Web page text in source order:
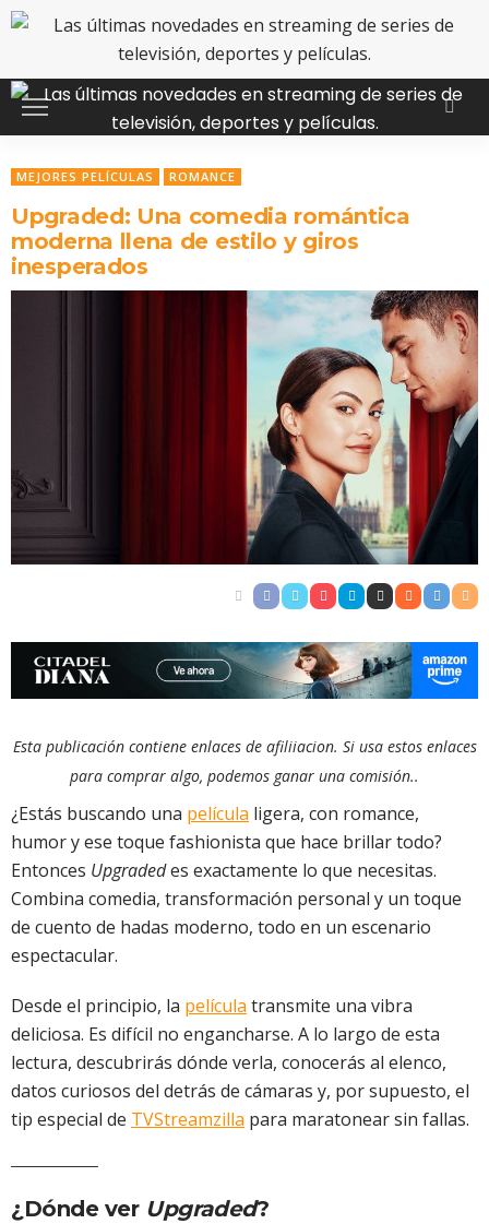
MEJORES PELÍCULAS ROMANCE
Upgraded: Una comedia romántica
moderna llena de estilo y giros
inesperados
Esta publicación contiene enlaces de afiliiacion. Si usa estos enlaces
para comprar algo, podemos ganar una comisión..
¿Estás buscando una película ligera, con romance,
humor y ese toque fashionista que hace brillar todo?
Entonces Upgradedes exactamente lo que necesitas.
Combina comedia, transformación personal y un toque
de cuento de hadas moderno, todo en un escenario
espectacular.
Desde el principio, la película transmite una vibra
deliciosa. Es difícil no engancharse. A lo largo de esta
lectura, descubrirás dónde verla, conocerás al elenco,
datos curiosos del detrás de cámaras y, por supuesto, el
tip especial de TVStreamzilla para maratonear sin fallas.
¿Dónde ver Upgraded?